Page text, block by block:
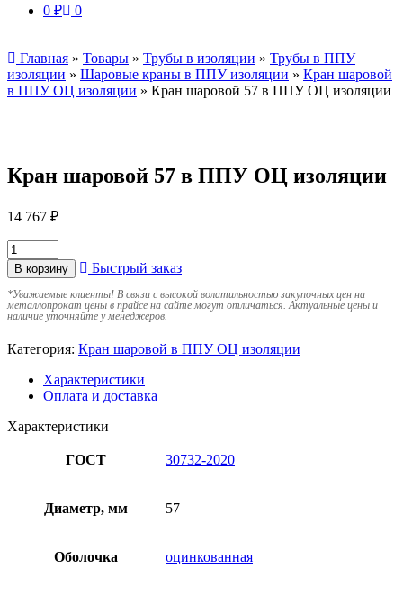
0 ₽ 0
Главная » Товары » Трубы в изоляции » Трубы в ППУ
изоляции » Шаровые краны в ППУ изоляции » Кран шаровой
в ППУ ОЦ изоляции » Кран шаровой 57 в ППУ ОЦ изоляции
Кран шаровой 57 в ППУ ОЦ изоляции
14 767 ₽
В корзину Быстрый заказ
*Уважаемые клиенты! В связи с высокой волатильностью закупочных цен на
металлопрокат цены в прайсе на сайте могут отличаться. Актуальные цены и
наличие уточняйте у менеджеров.
Категория: Кран шаровой в ППУ ОЦ изоляции
Характеристики
Оплата и доставка
Характеристики
ГОСТ 30732-2020
Диаметр, мм 57
Оболочка оцинкованная